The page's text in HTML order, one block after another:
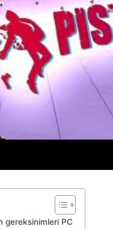
gereksinimleri PC